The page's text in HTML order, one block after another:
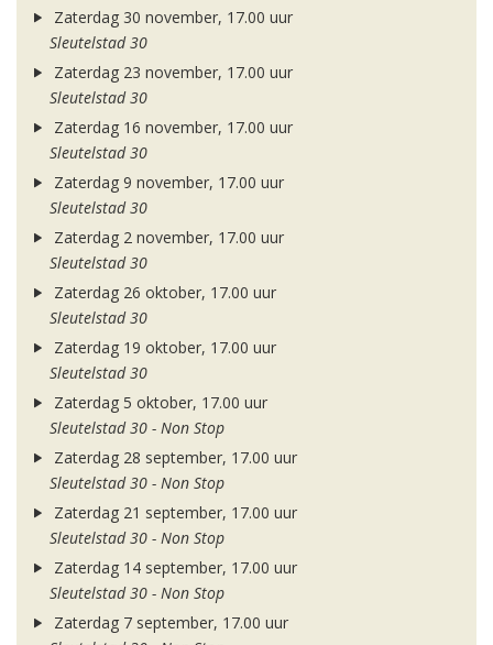
Zaterdag 30 november, 17.00 uur
Sleutelstad 30
Zaterdag 23 november, 17.00 uur
Sleutelstad 30
Zaterdag 16 november, 17.00 uur
Sleutelstad 30
Zaterdag 9 november, 17.00 uur
Sleutelstad 30
Zaterdag 2 november, 17.00 uur
Sleutelstad 30
Zaterdag 26 oktober, 17.00 uur
Sleutelstad 30
Zaterdag 19 oktober, 17.00 uur
Sleutelstad 30
Zaterdag 5 oktober, 17.00 uur
Sleutelstad 30 - Non Stop
Zaterdag 28 september, 17.00 uur
Sleutelstad 30 - Non Stop
Zaterdag 21 september, 17.00 uur
Sleutelstad 30 - Non Stop
Zaterdag 14 september, 17.00 uur
Sleutelstad 30 - Non Stop
Zaterdag 7 september, 17.00 uur